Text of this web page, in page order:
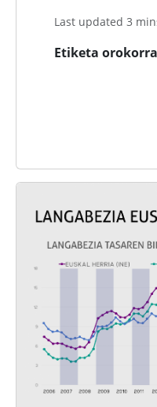
Last updated 3
Etiketa